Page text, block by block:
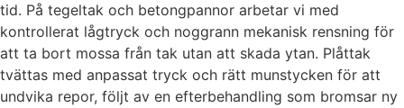
tid. På tegeltak och betongpannor arbetar vi med
kontrollerat lågtryck och noggrann mekanisk rensning för
att ta bort mossa från tak utan att skada ytan. Plåttak
tvättas med anpassat tryck och rätt munstycken för att
undvika repor, följt av en efterbehandling som bromsar ny